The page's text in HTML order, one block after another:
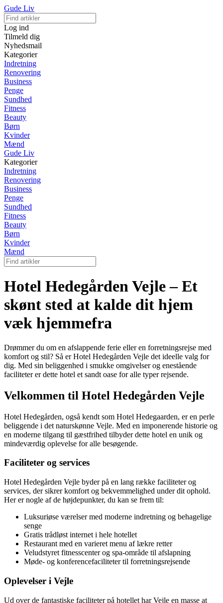
Gude Liv
Log ind
Tilmeld dig
Nyhedsmail
Kategorier
Indretning
Renovering
Business
Penge
Sundhed
Fitness
Beauty
Børn
Kvinder
Mænd
Gude Liv
Kategorier
Indretning
Renovering
Business
Penge
Sundhed
Fitness
Beauty
Børn
Kvinder
Mænd
Hotel Hedegården Vejle – Et
skønt sted at kalde dit hjem
væk hjemmefra
Drømmer du om en afslappende ferie eller en forretningsrejse med
komfort og stil? Så er Hotel Hedegården Vejle det ideelle valg for
dig. Med sin beliggenhed i smukke omgivelser og enestående
faciliteter er dette hotel et sandt oase for alle typer rejsende.
Velkommen til Hotel Hedegården Vejle
Hotel Hedegården, også kendt som Hotel Hedegaarden, er en perle
beliggende i det naturskønne Vejle. Med en imponerende historie og
en moderne tilgang til gæstfrihed tilbyder dette hotel en unik og
mindeværdig oplevelse for alle besøgende.
Faciliteter og services
Hotel Hedegården Vejle byder på en lang række faciliteter og
services, der sikrer komfort og bekvemmelighed under dit ophold.
Her er nogle af de højdepunkter, du kan se frem til:
Luksuriøse værelser med moderne indretning og behagelige
senge
Gratis trådløst internet i hele hotellet
Restaurant med en varieret menu af lækre retter
Veludstyret fitnesscenter og spa-område til afslapning
Møde- og konferencefaciliteter til forretningsrejsende
Oplevelser i Vejle
Ud over de fantastiske faciliteter på hotellet har Vejle en masse at